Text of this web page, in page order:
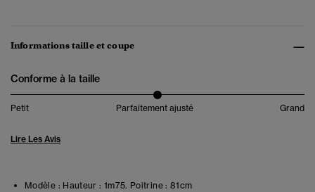
Informations taille et coupe
Conforme à la taille
Petit Parfaitement ajusté Grand
Lire Les Avis
Modèle : Hauteur : 1m75. Poitrine : 81cm